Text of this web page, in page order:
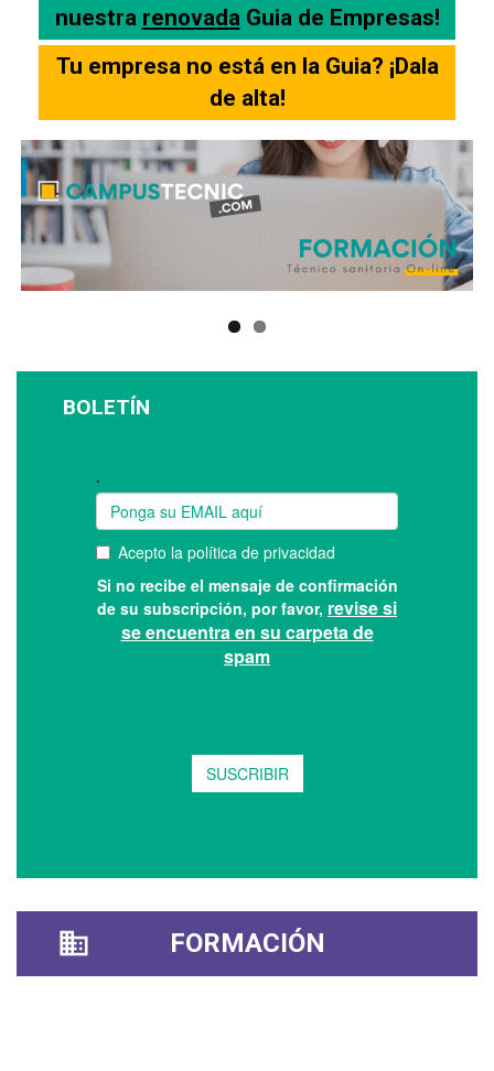
nuestra renovadaGuia de Empresas!
Tu empresa no está en la Guia? ¡Dala
de alta!
BOLETÍN
FORMACIÓN